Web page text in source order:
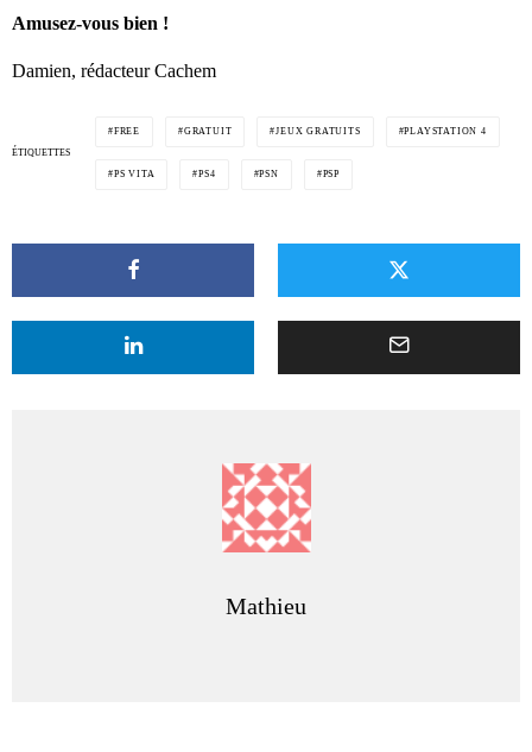
Amusez-vous bien !
Damien, rédacteur Cachem
ÉTIQUETTES
FREE GRATUIT JEUX GRATUITS PLAYSTATION 4
PS VITA PS4 PSN PSP
Mathieu